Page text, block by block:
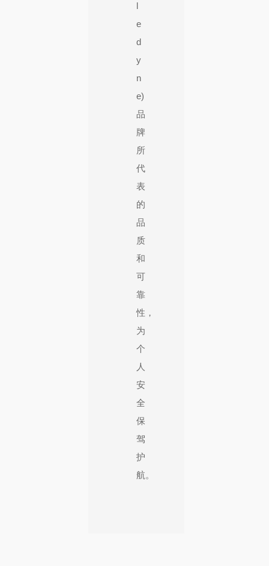
l
e
d
y
n
e)
品
牌
所
代
表
的
品
质
和
可
靠
性，
为
个
人
安
全
保
驾
护
航。